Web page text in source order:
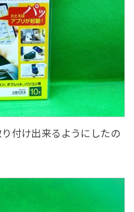
付け出来るようにしたの